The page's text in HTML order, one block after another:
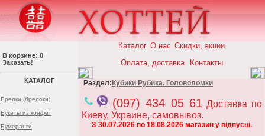
В корзине: 0
Заказать!
КАТАЛОГ
Брелки (брелоки)
Букеты из конфет
Бумеранги
Каталог О нас Скидки, акции
Оплата, доставка
Контакты
Раздел: Кубики Рубика. Головоломки
(097) 434 05 61 Доставка по
Киеву, Украине, самовывоз.
З 30.07.2026 по 18.08.2026 магазин у відпусці.